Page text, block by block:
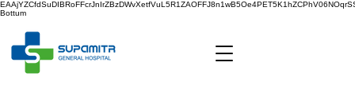
Bottum